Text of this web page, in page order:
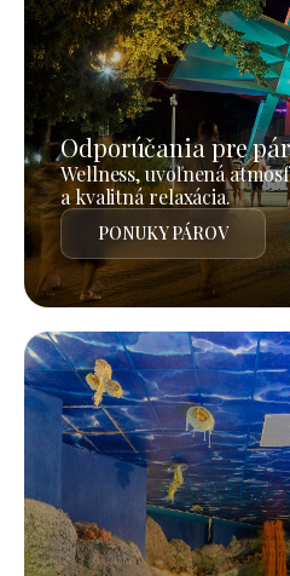
Odporúčania pre
Wellness, uvoľnená
a kvalitná relaxácia.
PONUKY PÁROV